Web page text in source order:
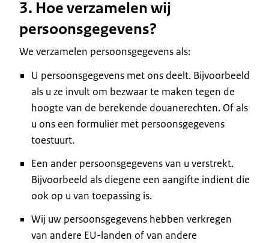
3. Hoe verzamelen wij
persoonsgegevens?
We verzamelen persoonsgegevens als:
U persoonsgegevens met ons deelt. Bijvoorbeeld
als u ze invult om bezwaar te maken tegen de
hoogte van de berekende douanerechten. Of als
u ons een formulier met persoonsgegevens
toestuurt.
Een ander persoonsgegevens van u verstrekt.
Bijvoorbeeld als diegene een aangifte indient die
ook op u van toepassing is.
Wij uw persoonsgegevens hebben verkregen
van andere EU-landen of van andere